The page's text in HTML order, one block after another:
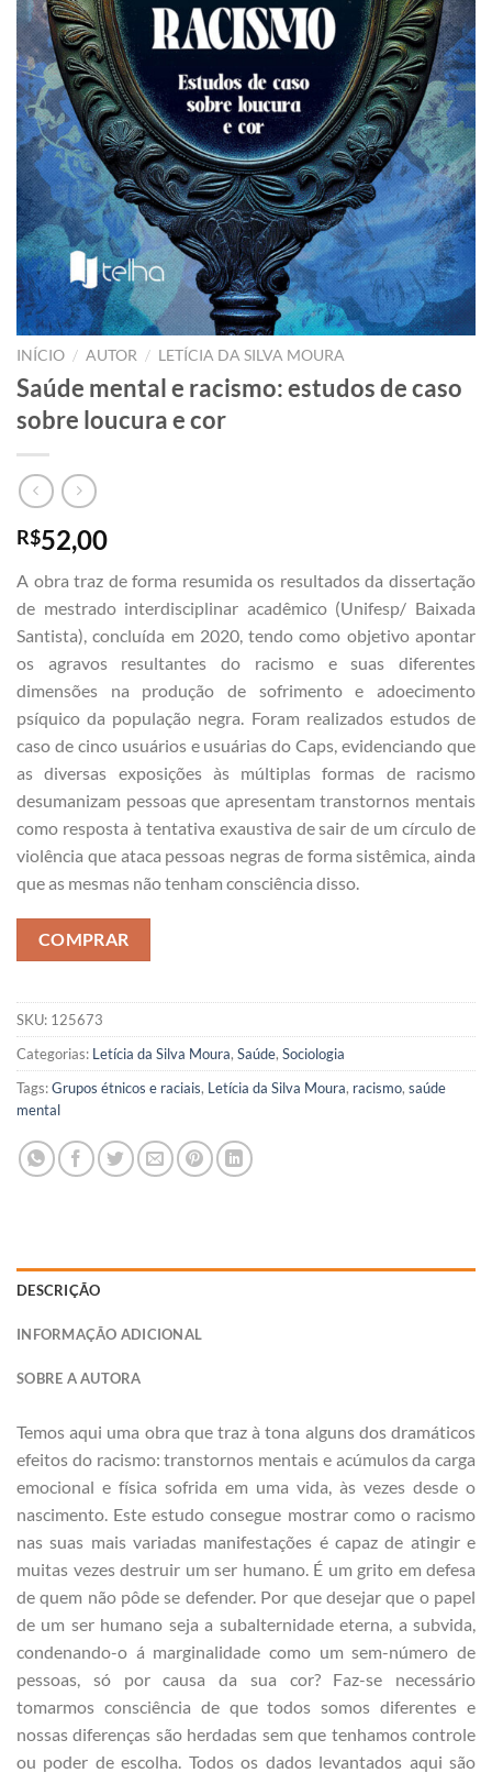
INÍCIO / AUTOR / LETÍCIA DA SILVA MOURA
Saúde mental e racismo: estudos de caso
sobre loucura e cor
R$52,00
A obra traz de forma resumida os resultados da dissertação
de mestrado interdisciplinar acadêmico (Unifesp/ Baixada
Santista), concluída em 2020, tendo como objetivo apontar
os agravos resultantes do racismo e suas diferentes
dimensões na produção de sofrimento e adoecimento
psíquico da população negra. Foram realizados estudos de
caso de cinco usuários e usuárias do Caps, evidenciando que
as diversas exposições às múltiplas formas de racismo
desumanizam pessoas que apresentam transtornos mentais
como resposta à tentativa exaustiva de sair de um círculo de
violência que ataca pessoas negras de forma sistêmica, ainda
que as mesmas não tenham consciência disso.
COMPRAR
SKU: 125673
Categorias: Letícia da Silva Moura, Saúde, Sociologia
Tags:Grupos étnicos e raciais, Letícia da Silva Moura, racismo, saúde
mental
DESCRIÇÃO
INFORMAÇÃO ADICIONAL
SOBRE A AUTORA
Temos aqui uma obra que traz à tona alguns dos dramáticos
efeitos do racismo: transtornos mentais e acúmulos da carga
emocional e física sofrida em uma vida, às vezes desde o
nascimento. Este estudo consegue mostrar como o racismo
nas suas mais variadas manifestações é capaz de atingir e
muitas vezes destruir um ser humano. É um grito em defesa
de quem não pôde se defender. Por que desejar que o papel
de um ser humano seja a subalternidade eterna, a subvida,
condenando-o á marginalidade como um sem-número de
pessoas, só por causa da sua cor? Faz-se necessário
tomarmos consciência de que todos somos diferentes e
nossas diferenças são herdadas sem que tenhamos controle
ou poder de escolha. Todos os dados levantados aqui são